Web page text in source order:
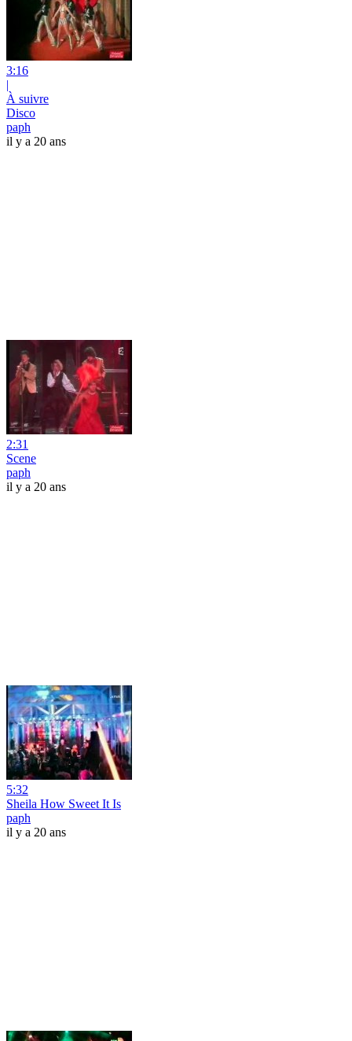
3:16
|
À suivre
Disco
paph
il y a 20 ans
2:31
Scene
paph
il y a 20 ans
5:32
Sheila How Sweet It Is
paph
il y a 20 ans